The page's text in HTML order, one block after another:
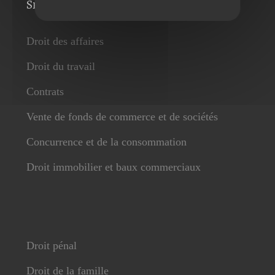
Services
Droit des affaires
Droit du travail
Contrats
Vente de fonds de commerce et de sociétés
Concurrence et de la consommation
Droit immobilier et baux commerciaux
Droit pénal
Droit de la famille